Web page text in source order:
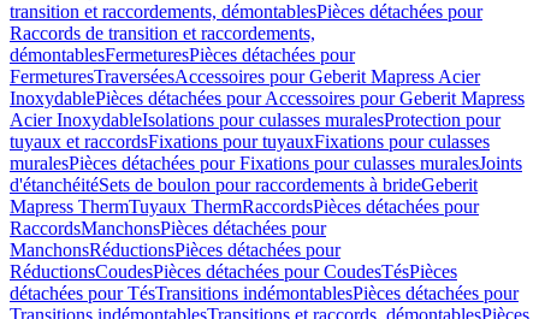
transition et raccordements, démontablesPièces détachées pour
Raccords de transition et raccordements,
démontablesFermeturesPièces détachées pour
FermeturesTraverséesAccessoires pour Geberit Mapress Acier
InoxydablePièces détachées pour Accessoires pour Geberit Mapress
Acier InoxydableIsolations pour culasses muralesProtection pour
tuyaux et raccordsFixations pour tuyauxFixations pour culasses
muralesPièces détachées pour Fixations pour culasses muralesJoints
d'étanchéitéSets de boulon pour raccordements à brideGeberit
Mapress ThermTuyaux ThermRaccordsPièces détachées pour
RaccordsManchonsPièces détachées pour
ManchonsRéductionsPièces détachées pour
RéductionsCoudesPièces détachées pour CoudesTésPièces
détachées pour TésTransitions indémontablesPièces détachées pour
Transitions indémontablesTransitions et raccords, démontablesPièces